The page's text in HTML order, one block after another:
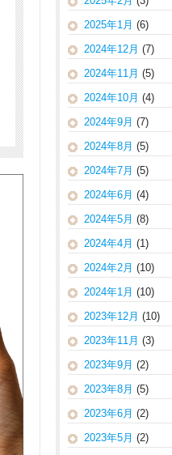
2025年1月 (6)
2024年12月 (7)
2024年11月 (5)
2024年10月 (4)
2024年9月 (7)
2024年8月 (5)
2024年7月 (5)
2024年6月 (4)
2024年5月 (8)
2024年4月 (1)
2024年2月 (10)
2024年1月 (10)
2023年12月 (10)
2023年11月 (3)
2023年9月 (2)
2023年8月 (5)
2023年6月 (2)
2023年5月 (2)